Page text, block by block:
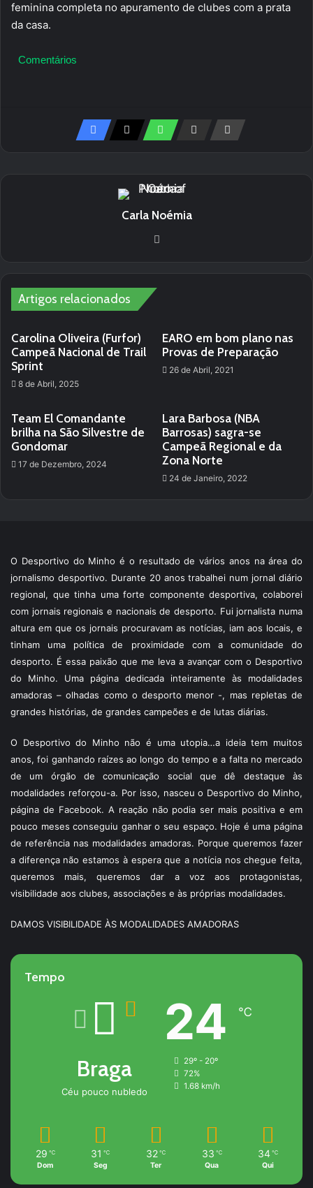
feminina completa no apuramento de clubes com a prata
da casa.
Comentários
Carla Noémia
Artigos relacionados
Carolina Oliveira (Furfor)
Campeã Nacional de Trail
Sprint
8 de Abril, 2025
EARO em bom plano nas
Provas de Preparação
26 de Abril, 2021
Team El Comandante
brilha na São Silvestre de
Gondomar
17 de Dezembro, 2024
Lara Barbosa (NBA
Barrosas) sagra-se
Campeã Regional e da
Zona Norte
24 de Janeiro, 2022
O Desportivo do Minho é o resultado de vários anos na área do
jornalismo desportivo. Durante 20 anos trabalhei num jornal diário
regional, que tinha uma forte componente desportiva, colaborei
com jornais regionais e nacionais de desporto. Fui jornalista numa
altura em que os jornais procuravam as notícias, iam aos locais, e
tinham uma política de proximidade com a comunidade do
desporto. É essa paixão que me leva a avançar com o Desportivo
do Minho. Uma página dedicada inteiramente às modalidades
amadoras – olhadas como o desporto menor -, mas repletas de
grandes histórias, de grandes campeões e de lutas diárias.
O Desportivo do Minho não é uma utopia…a ideia tem muitos
anos, foi ganhando raízes ao longo do tempo e a falta no mercado
de um órgão de comunicação social que dê destaque às
modalidades reforçou-a. Por isso, nasceu o Desportivo do Minho,
página de Facebook. A reação não podia ser mais positiva e em
pouco meses conseguiu ganhar o seu espaço. Hoje é uma página
de referência nas modalidades amadoras. Porque queremos fazer
a diferença não estamos à espera que a notícia nos chegue feita,
queremos mais, queremos dar a voz aos protagonistas,
visibilidade aos clubes, associações e às próprias modalidades.
DAMOS VISIBILIDADE ÀS MODALIDADES AMADORAS
Tempo
Braga
Céu pouco nubledo
24 ℃
29º - 20º
72%
1.68 km/h
29 ℃
Dom
31 ℃
Seg
32 ℃
Ter
33 ℃
Qua
34 ℃
Qui